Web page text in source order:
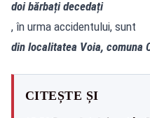
doi bărbați decedați
, în urma accidentului, sunt
din localitatea Voia, comuna
CITEȘTE ȘI